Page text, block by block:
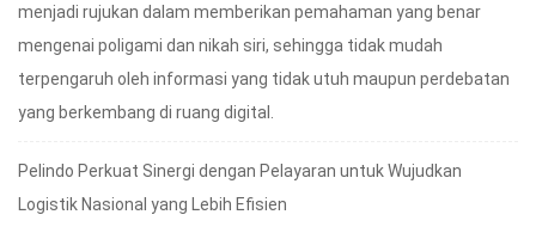
menjadi rujukan dalam memberikan pemahaman yang benar
mengenai poligami dan nikah siri, sehingga tidak mudah
terpengaruh oleh informasi yang tidak utuh maupun perdebatan
yang berkembang di ruang digital.
Pelindo Perkuat Sinergi dengan Pelayaran untuk Wujudkan
Logistik Nasional yang Lebih Efisien